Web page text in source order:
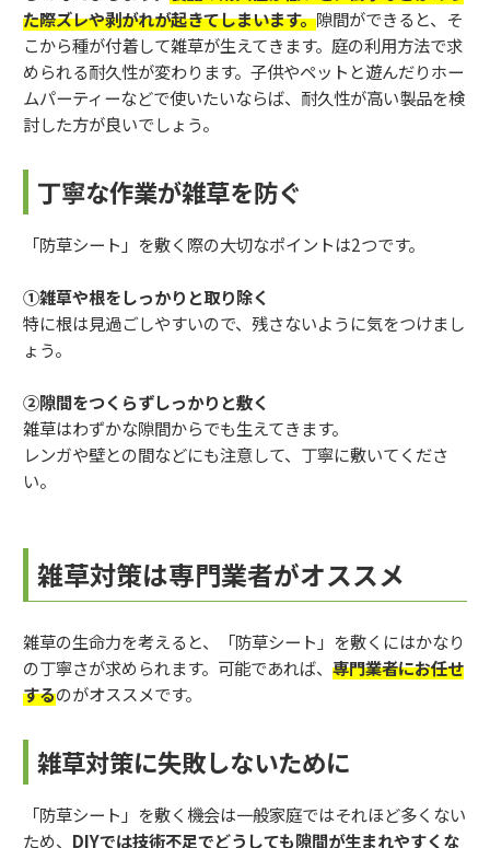
た際ズレや剥がれが起きてしまいます。隙間ができると、そ
こから種が付着して雑草が生えてきます。庭の利用方法で求
められる耐久性が変わります。子供やペットと遊んだりホー
ムパーティーなどで使いたいならば、耐久性が高い製品を検
討した方が良いでしょう。
丁寧な作業が雑草を防ぐ
「防草シート」を敷く際の大切なポイントは2つです。
①雑草や根をしっかりと取り除く
特に根は見過ごしやすいので、残さないように気をつけまし
ょう。
②隙間をつくらずしっかりと敷く
雑草はわずかな隙間からでも生えてきます。
レンガや壁との間などにも注意して、丁寧に敷いてくださ
い。
雑草対策は専門業者がオススメ
雑草の生命力を考えると、「防草シート」を敷くにはかなり
の丁寧さが求められます。可能であれば、 専門業者にお任せ
するのがオススメです。
雑草対策に失敗しないために
「防草シート」を敷く機会は一般家庭ではそれほど多くない
ため、 DIYでは技術不足でどうしても隙間が生まれやすくな